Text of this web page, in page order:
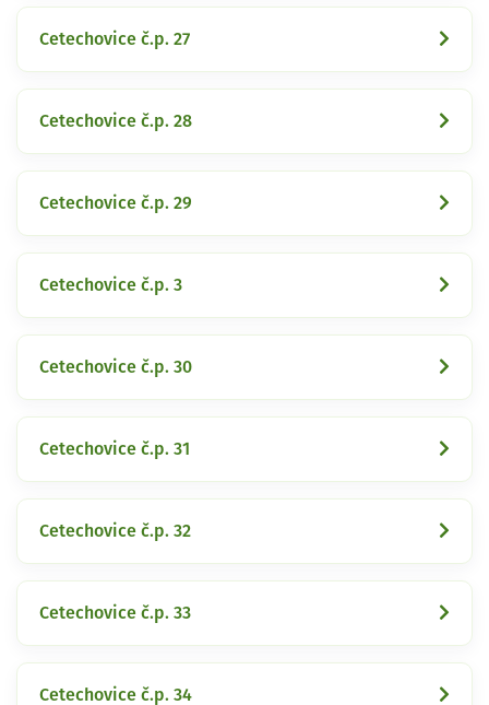
Cetechovice č.p. 27
Cetechovice č.p. 28
Cetechovice č.p. 29
Cetechovice č.p. 3
Cetechovice č.p. 30
Cetechovice č.p. 31
Cetechovice č.p. 32
Cetechovice č.p. 33
Cetechovice č.p. 34